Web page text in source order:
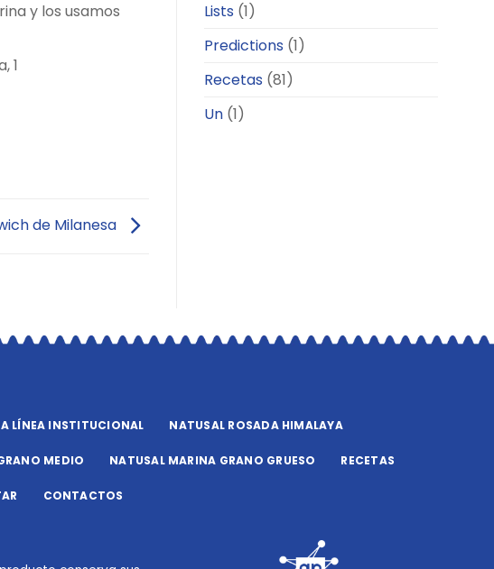
y los usamos
1
de Milanesa
Lists (1)
Predictions (1)
Recetas (81)
Un (1)
LÍNEA INSTITUCIONAL NATUSAL ROSADA HIMALAYA
MEDIO NATUSAL MARINA GRANO GRUESO RECETAS
CONTACTOS